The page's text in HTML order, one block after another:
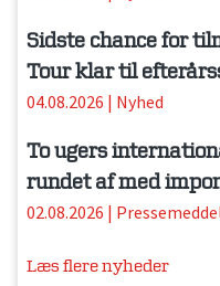
Sidste chance for
Tour klar til
04.08.2026 | Nyhed
To ugers
rundet af med
02.08.2026 |
Læs flere nyheder